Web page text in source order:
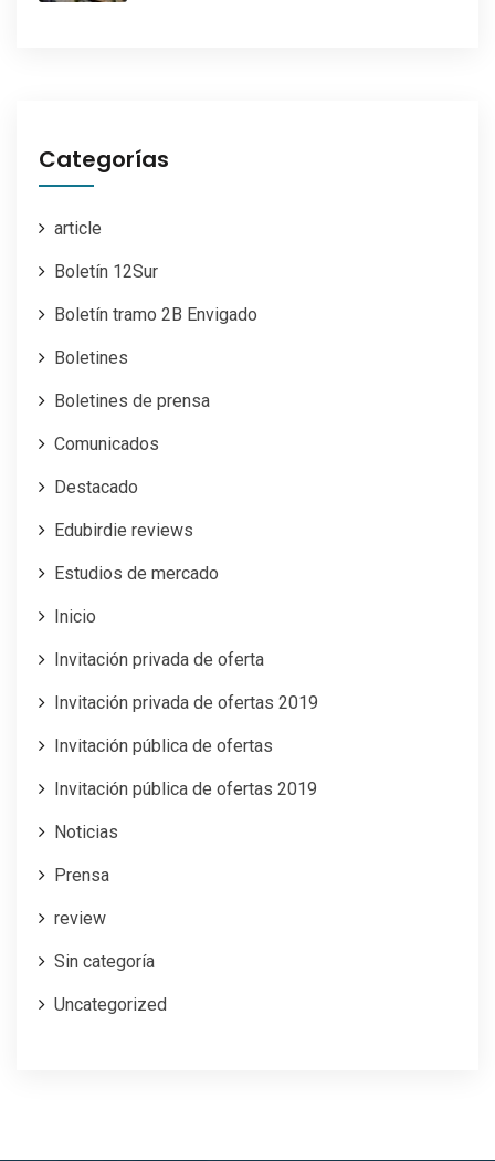
Categorías
article
Boletín 12Sur
Boletín tramo 2B Envigado
Boletines
Boletines de prensa
Comunicados
Destacado
Edubirdie reviews
Estudios de mercado
Inicio
Invitación privada de oferta
Invitación privada de ofertas 2019
Invitación pública de ofertas
Invitación pública de ofertas 2019
Noticias
Prensa
review
Sin categoría
Uncategorized